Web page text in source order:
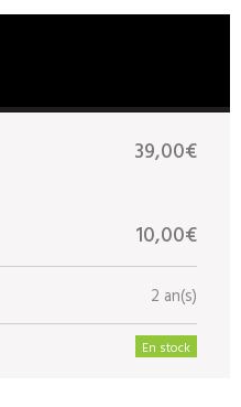
39,00€
10,00€
2 an(s)
En stock